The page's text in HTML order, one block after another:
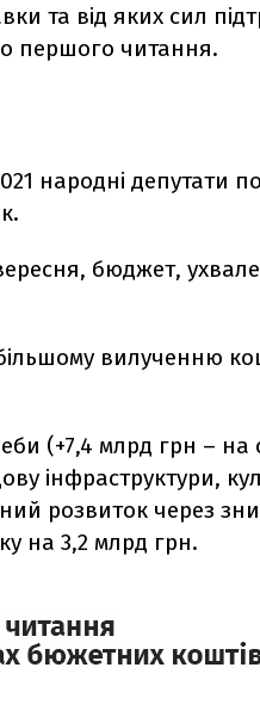
та від яких сил
першого читання.
народні депутати
бюджет,
вилученню
(+7,4 млрд грн – на
інфраструктури,
розвиток через
на 3,2 млрд грн.